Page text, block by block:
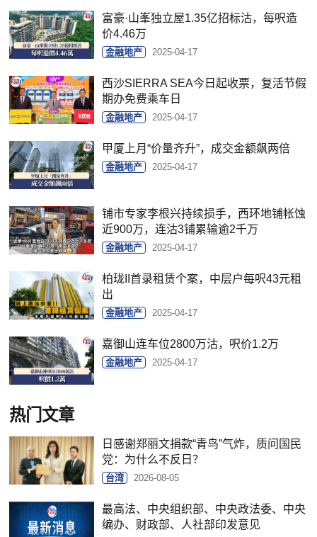
富豪·山峯独立屋1.35亿招标沽，每呎造
价4.46万
金融地产 2025-04-17
西沙SIERRA SEA今日起收票，复活节假
期办免费乘车日
金融地产 2025-04-17
甲厦上月“价量齐升”，成交金额飙两倍
金融地产 2025-04-17
铺市专家李根兴持续损手，西环地铺帐蚀
近900万，连沽3铺累输逾2千万
金融地产 2025-04-17
柏珑II首录租赁个案，中层户每呎43元租
出
金融地产 2025-04-17
嘉御山连车位2800万沽，呎价1.2万
金融地产 2025-04-17
热门文章
日感谢郑丽文捐款“青鸟”气炸，质问国民
党：为什么不反日？
台湾 2026-08-05
最高法、中央组织部、中央政法委、中央
编办、财政部、人社部印发意见